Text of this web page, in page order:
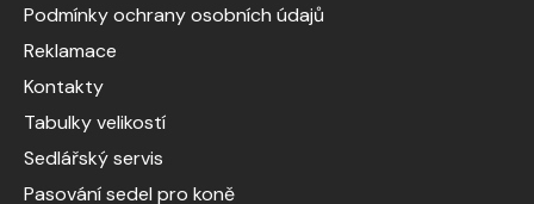
Podmínky ochrany osobních údajů
Reklamace
Kontakty
Tabulky velikostí
Sedlářský servis
Pasování sedel pro koně